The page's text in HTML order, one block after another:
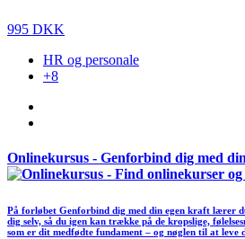
995 DKK
HR og personale
+8
Onlinekursus - Genforbind dig med
På forløbet Genforbind dig med din egen kraft lærer
dig selv, så du igen kan trække på de kropslige,
som er dit medfødte fundament – og nøglen til at leve